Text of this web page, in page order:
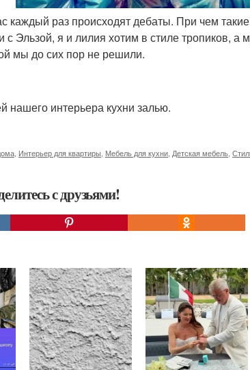
каждый раз происходят дебаты. При чем
с Эльзой, я и лилия хотим в стиле тропиков,
мы до сих пор не решили.
нашего интерьера кухни залью.
Интерьер для квартиры Мебель для кухни Детская мебель
с друзьями!